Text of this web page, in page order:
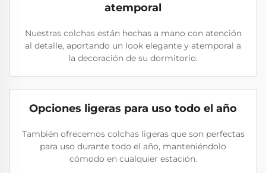
atemporal
Nuestras colchas están hechas a mano con atención
al detalle, aportando un look elegante y atemporal a
la decoración de su dormitorio.
Opciones ligeras para uso todo el año
También ofrecemos colchas ligeras que son perfectas
para uso durante todo el año, manteniéndolo
cómodo en cualquier estación.